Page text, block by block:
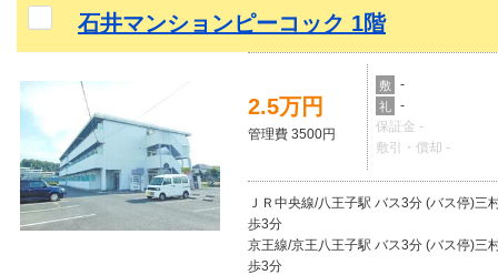
石井マンションピーコック 1階
2.5万円
管理費 3500円
敷 -
礼
-
保証金 -
敷引・償却 -
ＪＲ中央線/八王子駅 バス3分 (バス停)三
歩3分
京王線/京王八王子駅 バス3分 (バス停)三
歩3分